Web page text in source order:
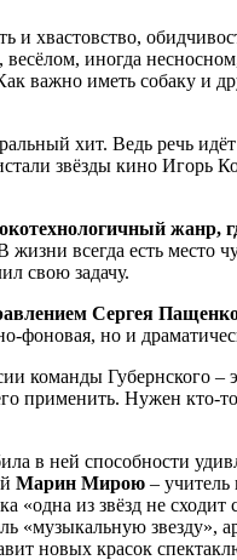
и хвастовство,
иногда
важно иметь собаку и
хит. Ведь речь
звёзды кино Игорь
жанр,
всегда есть место
свою задачу.
Сергея
фоновая, но и
команды Губернского –
применить. Нужен кто-
в ней способности
Марин Мирою –
«одна из звёзд не сходит
«музыкальную звезду»,
новых красок